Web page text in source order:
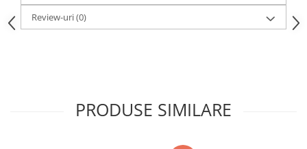
Review-uri(0)
PRODUSE SIMILARE